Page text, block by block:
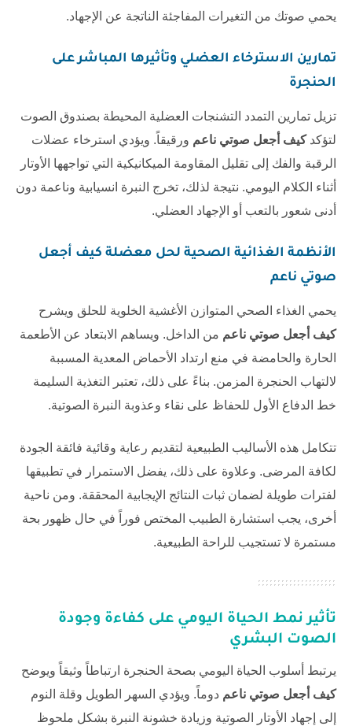
يحمي صوتك من التغيرات المفاجئة الناتجة عن الإجهاد.
تمارين الاسترخاء العضلي وتأثيرها المباشر على
الحنجرة
تزيل تمارين التمدد التشنجات العضلية المحيطة بصندوق الصوت
لتؤكدكيف أجعل صوتي ناعم ورقيقاً. ويؤدي استرخاء عضلات
الرقبة والفك إلى تقليل المقاومة الميكانيكية التي تواجهها الأوتار
أثناء الكلام اليومي. نتيجة لذلك، تخرج النبرة انسيابية وناعمة دون
أدنى شعور بالتعب أو الإجهاد العضلي.
الأنظمة الغذائية الصحية لحل معضلة كيف أجعل
صوتي ناعم
يحمي الغذاء الصحي المتوازن الأغشية الخلوية للحلق ويشرح
كيف أجعل صوتي ناعم من الداخل. ويساهم الابتعاد عن الأطعمة
الحارة والحامضة في منع ارتداد الأحماض المعدية المسببة
لالتهاب الحنجرة المزمن. بناءً على ذلك، تعتبر التغذية السليمة
خط الدفاع الأول للحفاظ على نقاء وعذوبة النبرة الصوتية.
تتكامل هذه الأساليب الطبيعية لتقديم رعاية وقائية فائقة الجودة
لكافة المرضى. وعلاوة على ذلك، يفضل الاستمرار في تطبيقها
لفترات طويلة لضمان ثبات النتائج الإيجابية المحققة. ومن ناحية
أخرى، يجب استشارة الطبيب المختص فوراً في حال ظهور بحة
مستمرة لا تستجيب للراحة الطبيعية.
تأثير نمط الحياة اليومي على كفاءة وجودة
الصوت البشري
يرتبط أسلوب الحياة اليومي بصحة الحنجرة ارتباطاً وثيقاً ويوضح
كيف أجعل صوتي ناعم دوماً. ويؤدي السهر الطويل وقلة النوم
إلى إجهاد الأوتار الصوتية وزيادة خشونة النبرة بشكل ملحوظ